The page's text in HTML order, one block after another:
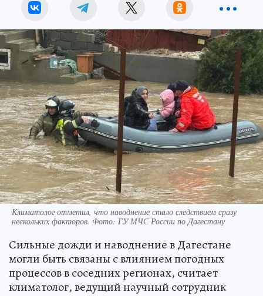
Климатолог отметил, что наводнение стало следствием сразу
нескольких факторов. Фото: ГУ МЧС России по Дагестану
Сильные дожди и наводнение в Дагестане
могли быть связаны с влиянием погодных
процессов в соседних регионах, считает
климатолог, ведущий научный сотрудник